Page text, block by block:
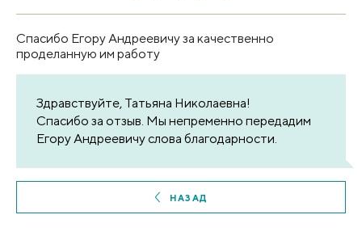
Спасибо Егору Андреевичу за качественно
проделанную им работу
Здравствуйте, Татьяна Николаевна!
Спасибо за отзыв. Мы непременно передадим
Егору Андреевичу слова благодарности.
НАЗАД